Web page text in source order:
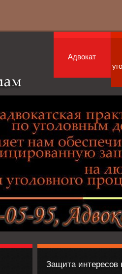
Адвокат
Защита интересов